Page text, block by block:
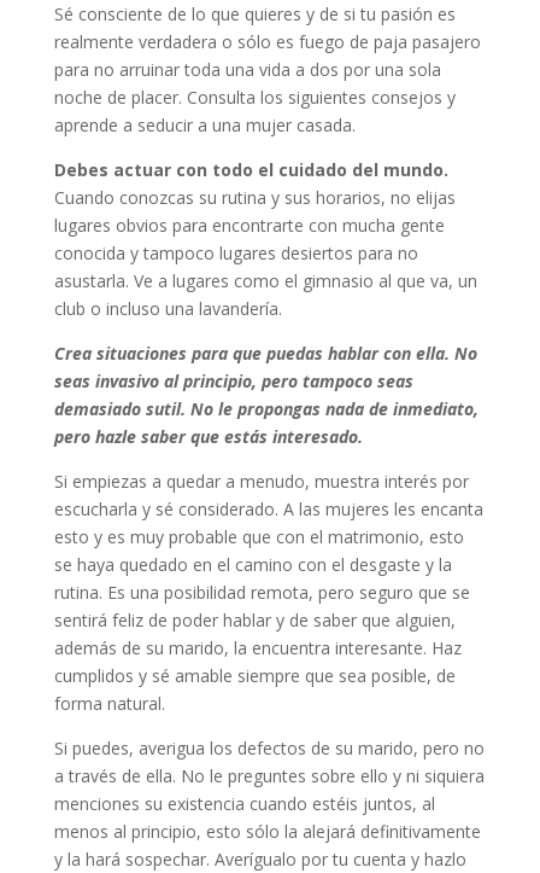
Sé consciente de lo que quieres y de si tu pasión es
realmente verdadera o sólo es fuego de paja pasajero
para no arruinar toda una vida a dos por una sola
noche de placer. Consulta los siguientes consejos y
aprende a seducir a una mujer casada.
Debes actuar con todo el cuidado del mundo.
Cuando conozcas su rutina y sus horarios, no elijas
lugares obvios para encontrarte con mucha gente
conocida y tampoco lugares desiertos para no
asustarla. Ve a lugares como el gimnasio al que va, un
club o incluso una lavandería.
Crea situaciones para que puedas hablar con ella. No
seas invasivo al principio, pero tampoco seas
demasiado sutil. No le propongas nada de inmediato,
pero hazle saber que estás interesado.
Si empiezas a quedar a menudo, muestra interés por
escucharla y sé considerado. A las mujeres les encanta
esto y es muy probable que con el matrimonio, esto
se haya quedado en el camino con el desgaste y la
rutina. Es una posibilidad remota, pero seguro que se
sentirá feliz de poder hablar y de saber que alguien,
además de su marido, la encuentra interesante. Haz
cumplidos y sé amable siempre que sea posible, de
forma natural.
Si puedes, averigua los defectos de su marido, pero no
a través de ella. No le preguntes sobre ello y ni siquiera
menciones su existencia cuando estéis juntos, al
menos al principio, esto sólo la alejará definitivamente
y la hará sospechar. Averígualo por tu cuenta y hazlo